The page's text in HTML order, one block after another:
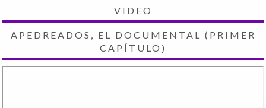
VIDEO
APEDREADOS, EL DOCUMENTAL (PRIMER
CAPÍTULO)